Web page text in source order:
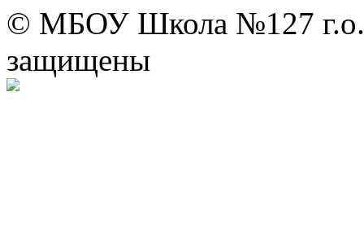
© МБОУ Школа №127 г.о.
защищены